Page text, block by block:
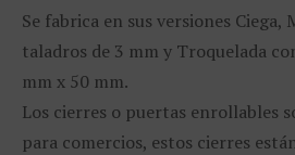
Se fabrica en sus versiones
taladros de 3 mm y Troquelada
mm x 50 mm.
Los cierres o puertas enrollables
para comercios, estos cierres